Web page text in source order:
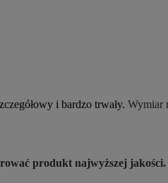
i bardzo trwały. Wymiar
produkt najwyższej